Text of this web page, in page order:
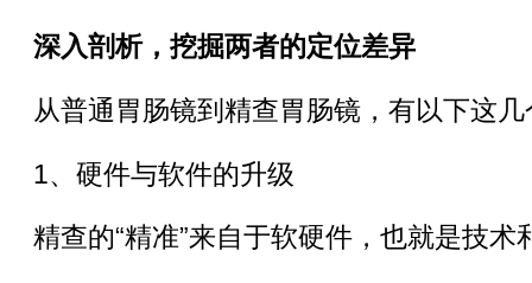
深入剖析，挖掘两者的定位差异
从普通胃肠镜到精查胃肠镜，有以下这
1、硬件与软件的升级
精查的“精准”来自于软硬件，也就是技术